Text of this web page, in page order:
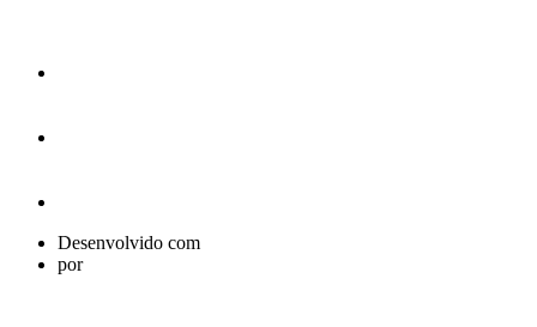
Desenvolvido com
por